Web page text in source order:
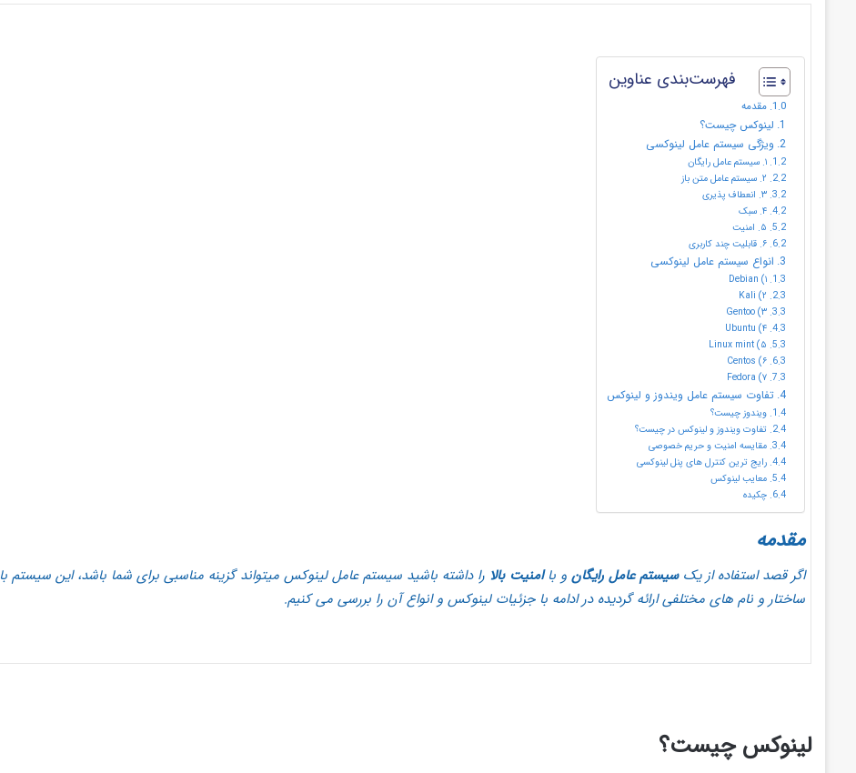
فهرست‌بندی عناوین
مقدمه
لینوکس چیست؟
ویژگی سیستم عامل لینوکسی
۱. سیستم عامل رایگان
۲. سیستم عامل متن باز
۳. انعطاف پذیری
۴. سبک
۵. امنیت
۶. قابلیت چند کاربری
انواع سیستم عامل لینوکسی
۱) Debian
۲) Kali
۳) Gentoo
۴) Ubuntu
۵) Linux mint
۶) Centos
۷) Fedora
تفاوت سیستم عامل ویندوز و لینوکس
ویندوز چیست؟
تفاوت ویندوز و لینوکس در چیست؟
مقایسه امنیت و حریم خصوصی
رایج ترین کنترل های پنل لینوکسی
معایب لینوکس
چکیده
مقدمه
اگر قصد استفاده از یکسیستم عامل رایگانو باامنیت بالا را داشته باشید سیستم عامل لینوکس میتواند گزینه مناسبی برای شما باشد، این سیستم با
ساختار و نام های مختلفی ارائه گردیده در ادامه با جزئیات لینوکس و انواع آن را بررسی می کنیم.
لینوکس چیست؟